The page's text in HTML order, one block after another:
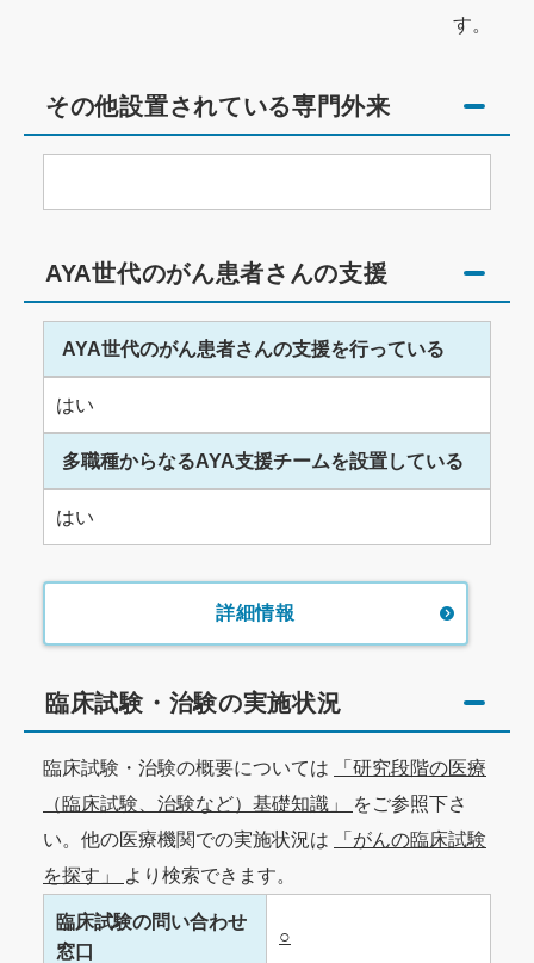
す。
その他設置されている専門外来
AYA世代のがん患者さんの支援
AYA世代のがん患者さんの支援を行っている
はい
多職種からなるAYA支援チームを設置している
はい
詳細情報
臨床試験・治験の実施状況
臨床試験・治験の概要については
「研究段階の医療
（臨床試験、治験など）基礎知識」
をご参照下さ
い。他の医療機関での実施状況は
「がんの臨床試験
を探す」
より検索できます。
臨床試験の問い合わせ
窓口
○